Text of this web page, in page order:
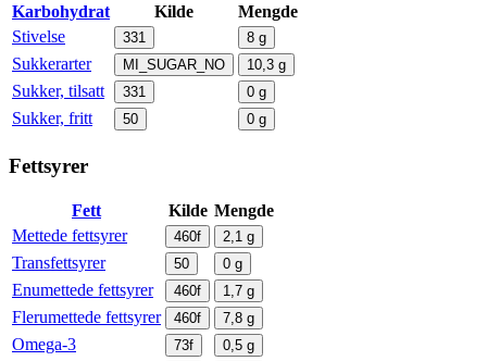
Karbohydrat Kilde
Mengde
Stivelse
331 8 g
Sukkerarter MI_SUGAR_NO 10,3 g
Sukker, tilsatt 331 0 g
Sukker, fritt 50 0 g
Fettsyrer
Fett Kilde Mengde
Mettede fettsyrer
460f 2,1 g
Transfettsyrer 50 0 g
Enumettede fettsyrer 460f 1,7 g
Flerumettede fettsyrer 460f 7,8 g
Omega-3 73f 0,5 g